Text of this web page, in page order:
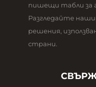
пишещи табли за
Разгледайте
решения,
страни.